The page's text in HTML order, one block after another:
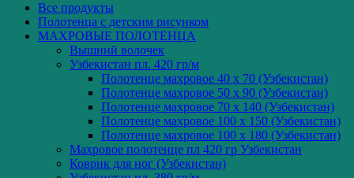
Все продукты
Полотенца с детским рисунком
МАХРОВЫЕ ПОЛОТЕНЦА
Вышний волочек
Узбекистан пл. 420 гр/м
Полотенце махровое 40 x 70 (Узбекистан)
Полотенце махровое 50 x 90 (Узбекистан)
Полотенце махровое 70 x 140 (Узбекистан)
Полотенце махровое 100 x 150 (Узбекистан)
Полотенце махровое 100 x 180 (Узбекистан)
Махровое полотенце пл 420 гр Узбекистан
Коврик для ног (Узбекистан)